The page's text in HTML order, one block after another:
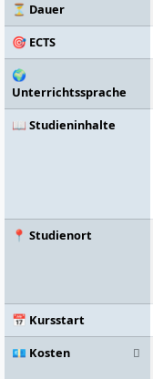
⏳ Dauer
🎯 ECTS
🌍
Unterrichtssprache
📖 Studieninhalte
📍 Studienort
📅 Kursstart
💶 Kosten